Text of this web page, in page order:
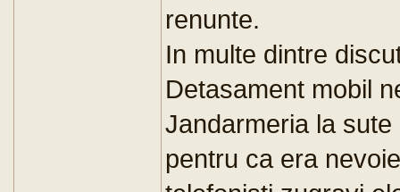
renunte.
In multe dintre
Detasament mobil
Jandarmeria la
pentru ca era